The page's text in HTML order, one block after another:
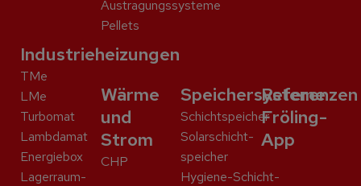
Austragungssysteme
Pellets
Industrieheizungen
TMe
LMe
Turbomat
Lambdamat
Energiebox
Lagerraum-
Wärme
und
Strom
CHP
Speichersysteme
Schicht­speicher
Solar­schicht­
speicher
Hygiene-Schicht­
Referenzen
Fröling-
App